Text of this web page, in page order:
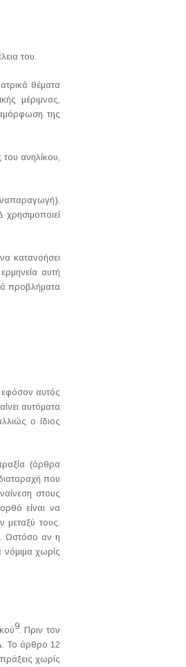
του.
θέματα
μέριμνας,
της
ανηλίκου,
κατανοήσει
αυτή
προβλήματα
αυτός
αυτόματα
ο ίδιος
(άρθρα
που
στους
είναι να
μεταξύ τους.
Ωστόσο αν η
νόμιμα χωρίς
9. Πριν τον
Το άρθρο 12
χωρίς